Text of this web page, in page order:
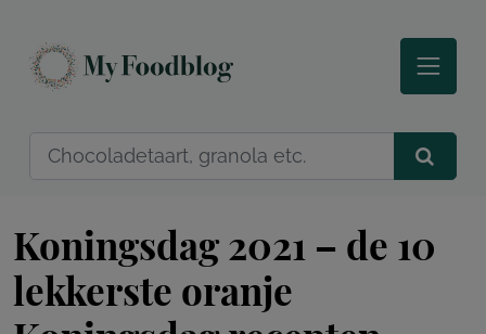
Koningsdag 2021 – de 10
lekkerste oranje